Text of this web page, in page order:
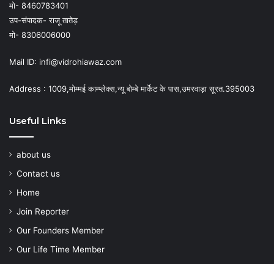
मो- 8460783401
उप-संपादक- राजू तातेड़
मो- 8306006000
Mail ID: infi@vidrohiawaz.com
Address : 1009,मोम्मई काम्प्लेक्स,न्यू बोम्बे मार्केट के पास,उमरवाड़ा सूरत.395003
Useful Links
about us
Contact us
Home
Join Reporter
Our Founders Member
Our Life Time Member